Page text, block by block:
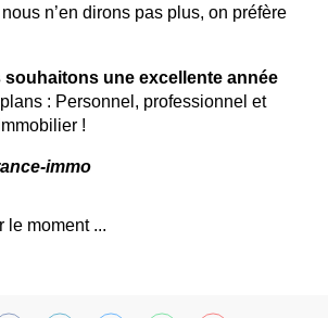
nous n’en dirons pas plus, on préfère
une excellente année
: Personnel, professionnel et
!
immo
le moment ...